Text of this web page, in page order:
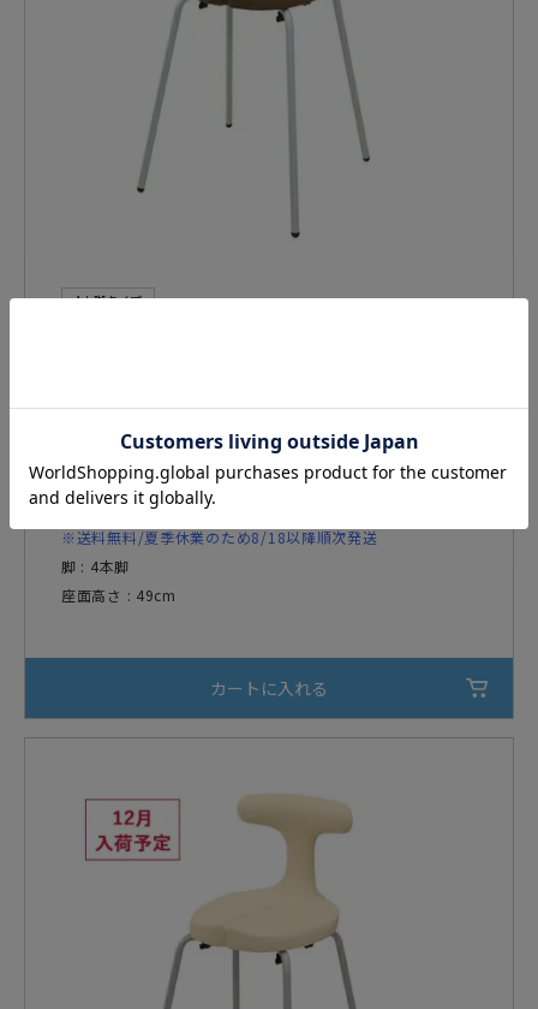
4本脚タイプ
ｍ） / ブラウン
¥39,600 税込
※送料無料/夏季休業のため8/18以降順次発送
脚 : 4本脚
座面高さ : 49cm
カートに入れる